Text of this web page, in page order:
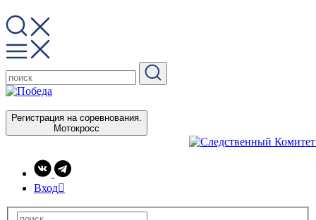
Регистрация на соревнования.
Мотокросс
Вход